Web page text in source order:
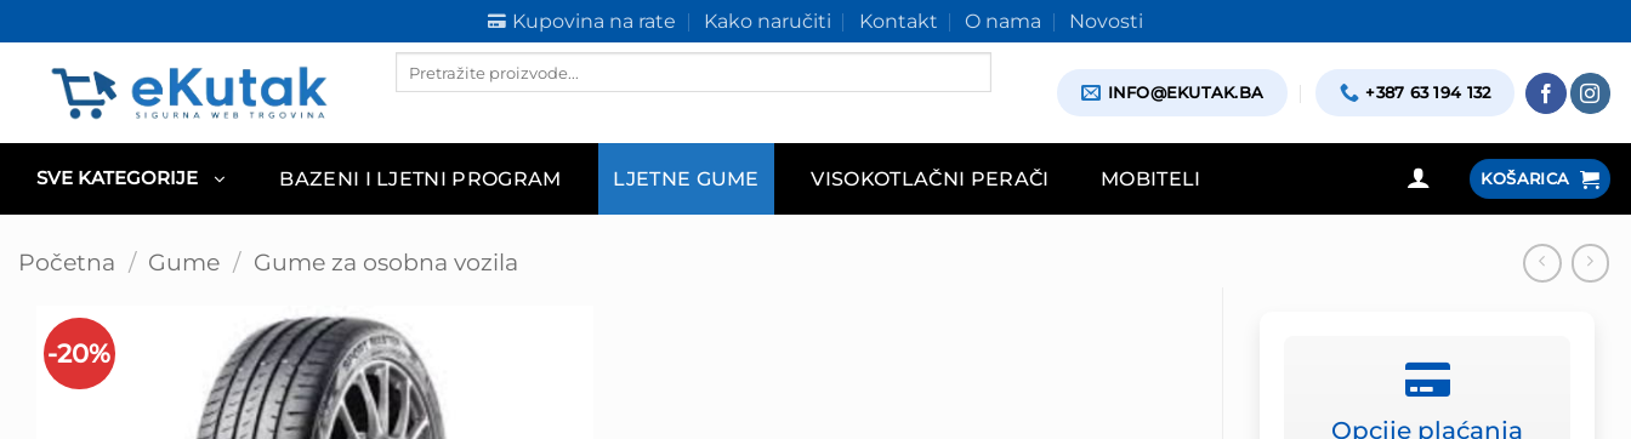
to
content
Kupovina na rate Kako naručiti Kontakt O nama Novosti
Products
INFO@EKUTAK.BA +387 63 194 132
SVE KATEGORIJE BAZENI I LJETNI PROGRAM LJETNE GUME VISOKOTLAČNI PERAČI MOBITELI KOŠARICA
Početna / Gume / Gume za osobna vozila
Opcije plaćanja
-20%